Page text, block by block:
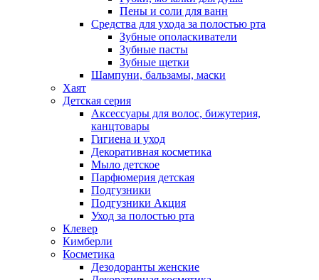
Пены и соли для ванн
Средства для ухода за полостью рта
Зубные ополаскиватели
Зубные пасты
Зубные щетки
Шампуни, бальзамы, маски
Хаят
Детская серия
Аксессуары для волос, бижутерия,
канцтовары
Гигиена и уход
Декоративная косметика
Мыло детское
Парфюмерия детская
Подгузники
Подгузники Акция
Уход за полостью рта
Клевер
Кимберли
Косметика
Дезодоранты женские